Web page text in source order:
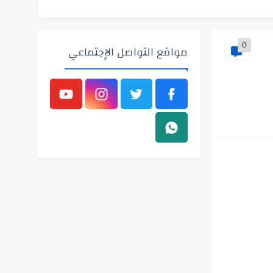
0 مواقع التواصل الإجتماعي